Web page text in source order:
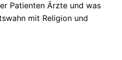
Patienten Ärzte und was
mit Religion und